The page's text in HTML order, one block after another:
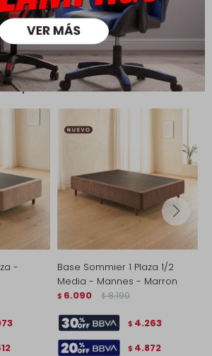
te pueden interesar
-
Base Sommier 1 Plaza 1/2
Media - Mannes - Marron
$ 6.090 $ 8.190
$ 4.263
$ 4.872